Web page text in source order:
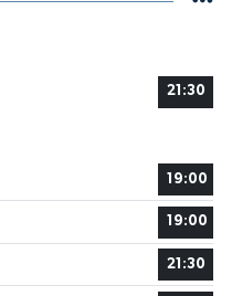
21:30
19:00
19:00
21:30